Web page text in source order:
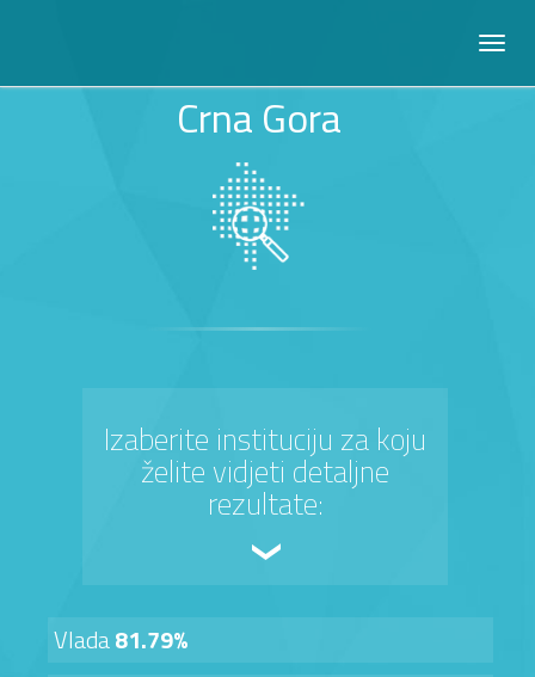
Crna Gora
Izaberite instituciju za koju
želite vidjeti detaljne
rezultate:
Vlada81.79%